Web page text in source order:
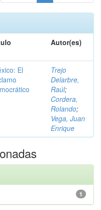
Autor(es)
El
Trejo
Delarbre,
Raúl;
Cordera,
Rolando;
Vega, Juan
Enrique
1